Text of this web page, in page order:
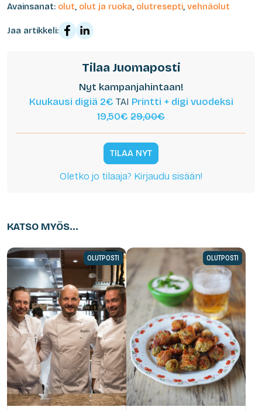
Avainsanat: olut, olut ja ruoka, olutresepti, vehnäolut
Jaa artikkeli:
Tilaa Juomaposti
Nyt kampanjahintaan!
Kuukausi digiä 2€ TAI Printti + digi vuodeksi
19,50€ 29,00€
TILAA NYT
Oletko jo tilaaja? Kirjaudu sisään!
KATSO MYÖS...
OLUTPOSTI OLUTPOSTI